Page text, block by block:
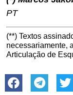
PT
(**) Textos
necessariamente,
Articulação de